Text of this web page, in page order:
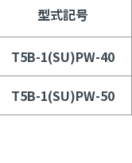
型式記号
T5B-1(SU)PW-40
T5B-1(SU)PW-50